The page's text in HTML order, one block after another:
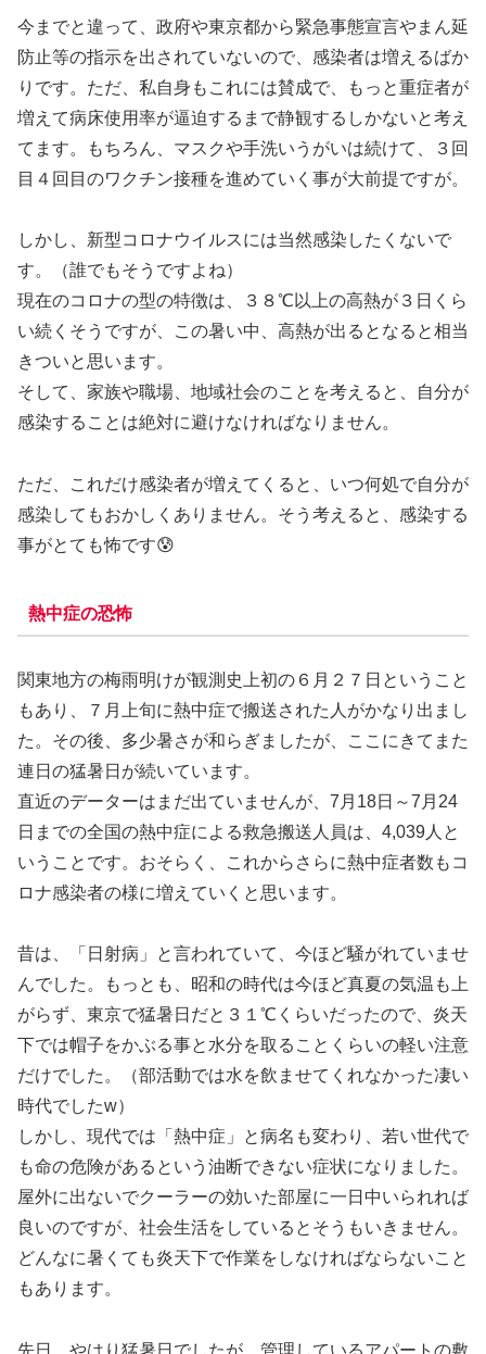
今までと違って、政府や東京都から緊急事態宣言やまん延
防止等の指示を出されていないので、感染者は増えるばか
りです。ただ、私自身もこれには賛成で、もっと重症者が
増えて病床使用率が逼迫するまで静観するしかないと考え
てます。もちろん、マスクや手洗いうがいは続けて、３回
目４回目のワクチン接種を進めていく事が大前提ですが。
しかし、新型コロナウイルスには当然感染したくないで
す。（誰でもそうですよね）
現在のコロナの型の特徴は、３８℃以上の高熱が３日くら
い続くそうですが、この暑い中、高熱が出るとなると相当
きついと思います。
そして、家族や職場、地域社会のことを考えると、自分が
感染することは絶対に避けなければなりません。
ただ、これだけ感染者が増えてくると、いつ何処で自分が
感染してもおかしくありません。そう考えると、感染する
事がとても怖です😰
熱中症の恐怖
関東地方の梅雨明けが観測史上初の６月２７日ということ
もあり、７月上旬に熱中症で搬送された人がかなり出まし
た。その後、多少暑さが和らぎましたが、ここにきてまた
連日の猛暑日が続いています。
直近のデーターはまだ出ていませんが、7月18日～7月24
日までの全国の熱中症による救急搬送人員は、4,039人と
いうことです。おそらく、これからさらに熱中症者数もコ
ロナ感染者の様に増えていくと思います。
昔は、「日射病」と言われていて、今ほど騒がれていませ
んでした。もっとも、昭和の時代は今ほど真夏の気温も上
がらず、東京で猛暑日だと３１℃くらいだったので、炎天
下では帽子をかぶる事と水分を取ることくらいの軽い注意
だけでした。（部活動では水を飲ませてくれなかった凄い
時代でしたw）
しかし、現代では「熱中症」と病名も変わり、若い世代で
も命の危険があるという油断できない症状になりました。
屋外に出ないでクーラーの効いた部屋に一日中いられれば
良いのですが、社会生活をしているとそうもいきません。
どんなに暑くても炎天下で作業をしなければならないこと
もあります。
先日、やはり猛暑日でしたが、管理しているアパートの敷